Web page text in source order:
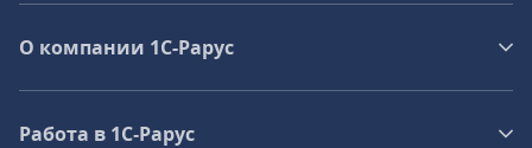
О компании 1C-Рарус
Работа в 1С‑Рарус